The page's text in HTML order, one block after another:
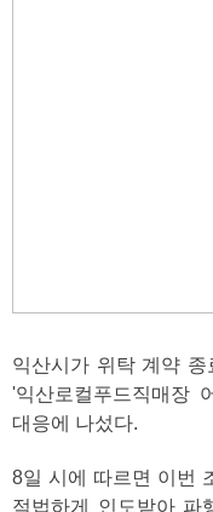
익산시가 위탁 계약
'익산로컬푸드직매장
대응에 나섰다.
8일 시에 따르면 이번
적법하게 인도받아 파